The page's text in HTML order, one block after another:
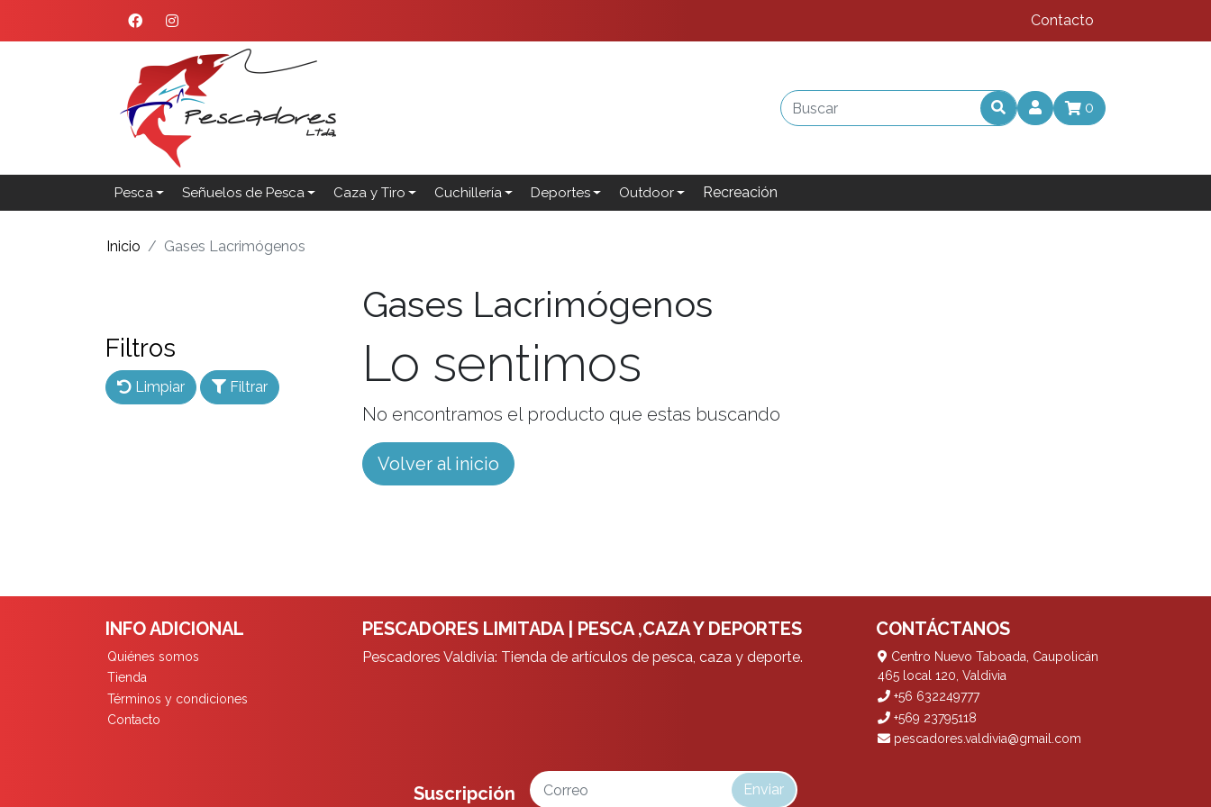
Contacto
0
Pesca Señuelos de Pesca Caza y Tiro Cuchillería Deportes Outdoor Recreación
Inicio Gases Lacrimógenos
Gases Lacrimógenos
Filtros
Limpiar Filtrar Lo sentimos
No encontramos el producto que estas buscando
Volver al inicio
INFO ADICIONAL
Quiénes somos
Tienda
Términos y condiciones
Contacto
PESCADORES LIMITADA | PESCA ,CAZA Y DEPORTES
Pescadores Valdivia: Tienda de artículos de pesca, caza y deporte.
CONTÁCTANOS
Centro Nuevo Taboada, Caupolicán
465 local 120, Valdivia
+56 632249777
+569 23795118
pescadores.valdivia@gmail.com
Suscripción Enviar